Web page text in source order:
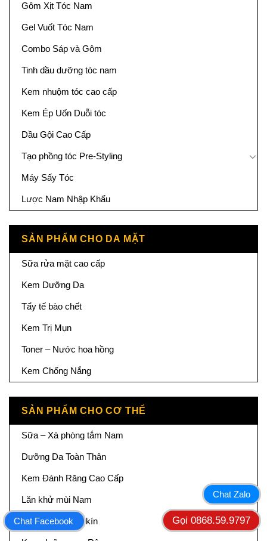
Gôm Xịt Tóc Nam
Gel Vuốt Tóc Nam
Combo Sáp và Gôm
Tinh dầu dưỡng tóc nam
Kem nhuộm tóc cao cấp
Kem Ép Uốn Duỗi tóc
Dầu Gội Cao Cấp
Tạo phồng tóc Pre-Styling
Máy Sấy Tóc
Lược Nam Nhập Khẩu
SẢN PHẨM CHO DA MẶT
Sữa rửa mặt cao cấp
Kem Dưỡng Da
Tẩy tế bào chết
Kem Trị Mụn
Toner – Nước hoa hồng
Kem Chống Nắng
SẢN PHẨM CHO CƠ THỂ
Sữa – Xà phòng tắm Nam
Dưỡng Da Toàn Thân
Kem Đánh Răng Cao Cấp
Lăn khử mùi Nam
Chăm sóc vùng kín
Chat Zalo
Chat Facebook Gọi 0868.59.9797